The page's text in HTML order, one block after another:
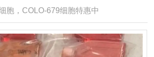
胞，COLO-679细胞特惠中